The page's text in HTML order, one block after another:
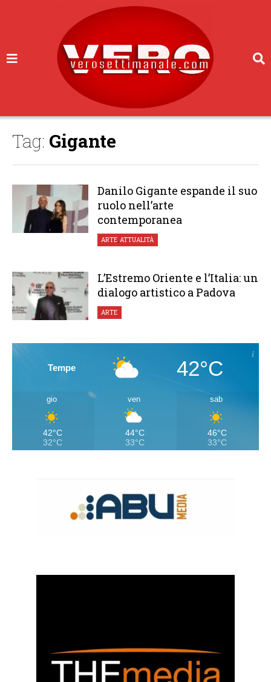
Tag: Gigante
Danilo Gigante espande il suo
ruolo nell’arte
contemporanea
ARTE,ATTUALITÀ
L’Estremo Oriente e l’Italia: un
dialogo artistico a Padova
ARTE
Tempe 42°C
gio
42°C
32°C
ven
44°C
33°C
sab
46°C
33°C